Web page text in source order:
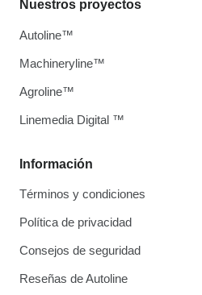
Información
Términos y condiciones
Política de privacidad
Consejos de seguridad
Reseñas de Autoline
Nuestros proyectos
Autoline™
Machineryline™
Agroline™
Linemedia Digital ™